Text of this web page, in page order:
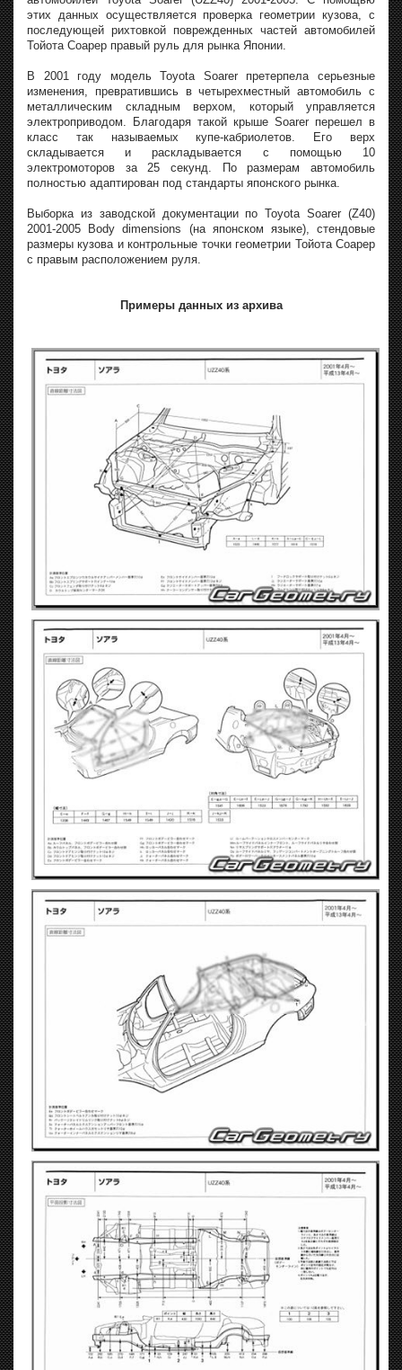
этих данных осуществляется проверка геометрии кузова, с
последующей рихтовкой поврежденных частей автомобилей
Тойота Соарер правый руль для рынка Японии.
В 2001 году модель Toyota Soarer претерпела серьезные
изменения, превратившись в четырехместный автомобиль с
металлическим складным верхом, который управляется
электроприводом. Благодаря такой крыше Soarer перешел в
класс так называемых купе-кабриолетов. Его верх
складывается и раскладывается с помощью 10
электромоторов за 25 секунд. По размерам автомобиль
полностью адаптирован под стандарты японского рынка.
Выборка из заводской документации по Toyota Soarer (Z40)
2001-2005 Body dimensions (на японском языке), стендовые
размеры кузова и контрольные точки геометрии Тойота Соарер
с правым расположением руля.
Примеры данных из архива